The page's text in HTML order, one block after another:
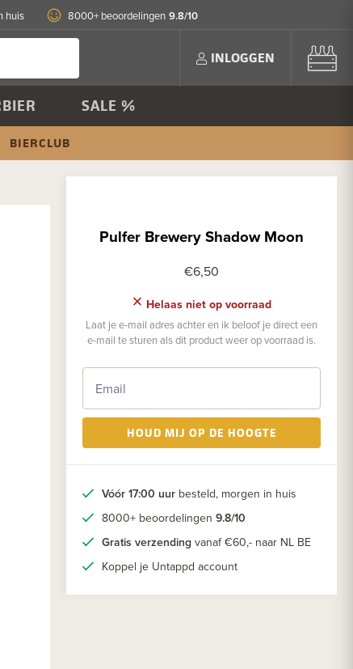
huis 8000+ beoordelingen 9.8/10
INLOGGEN
SALE %
BIERCLUB
Pulfer Brewery Shadow Moon
€6,50
Helaas niet op voorraad
Laat je e-mail adres achter en ik beloof je direct een
e-mail te sturen als dit product weer op voorraad is.
HOUD MIJ OP DE HOOGTE
Vóór 17:00 uur besteld, morgen in huis
8000+ beoordelingen 9.8/10
Gratis verzending vanaf €60,- naar NL BE
Koppel je Untappd account